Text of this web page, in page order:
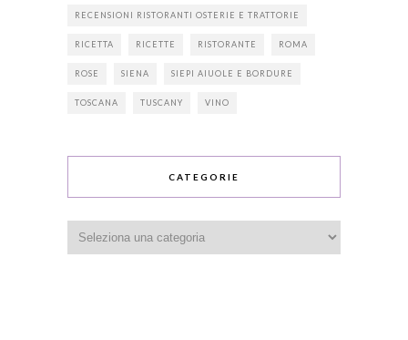
RECENSIONI RISTORANTI OSTERIE E TRATTORIE
RICETTA RICETTE RISTORANTE ROMA
ROSE SIENA SIEPI AIUOLE E BORDURE
TOSCANA TUSCANY VINO
CATEGORIE